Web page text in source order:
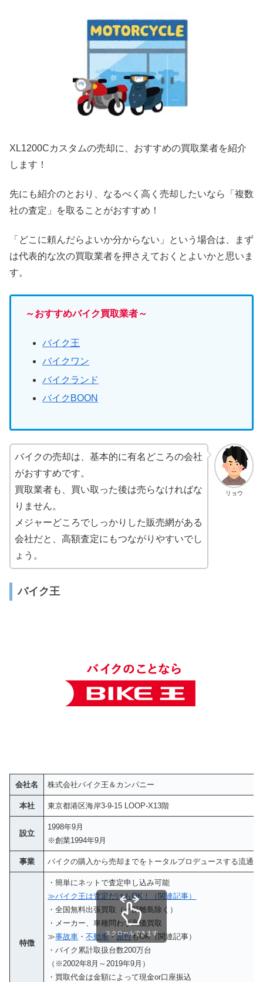
XL1200Cカスタムの売却に、おすすめの買取業者を紹介
します！
先にも紹介のとおり、なるべく高く売却したいなら「複数
社の査定」を取ることがおすすめ！
「どこに頼んだらよいか分からない」という場合は、まず
は代表的な次の買取業者を押さえておくとよいかと思いま
す。
～おすすめバイク買取業者～
バイク王
バイクワン
バイクランド
バイクBOON
リョウ
バイクの売却は、基本的に有名どころの会社
がおすすめです。
買取業者も、買い取った後は売らなければな
りません。
メジャーどころでしっかりした販売網がある
会社だと、高額査定にもつながりやすいでし
ょう。
バイク王
会社名 株式会社バイク王＆カンパニー
本社 東京都港区海岸3-9-15 LOOP-X13階
設立
1998年9月
※創業1994年9月
事業 バイクの購入から売却までをトータルプロデュースする流通
特徴
・簡単にネットで査定申し込み可能
≫バイク王は査定だけもOK！（関連記事）
・全国無料出張買取（一部離島除く）
・メーカー、車種問わず高価買取
≫事故車 ・不動車・ 原付もOK（関連記事）
・バイク累計取扱台数200万台
（※2002年8月～2019年9月）
・買取代金は金額によって現金or口座振込
スクロールできます